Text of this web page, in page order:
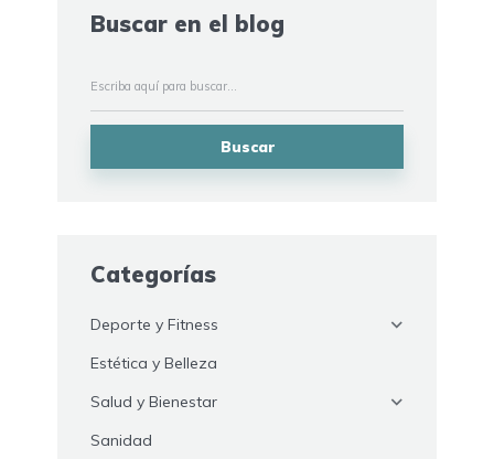
Buscar en el blog
Buscar
Categorías
Deporte y Fitness
Estética y Belleza
Salud y Bienestar
Sanidad